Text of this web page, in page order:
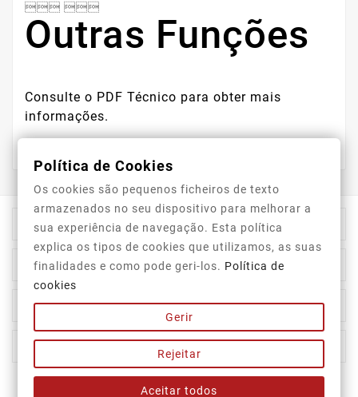
 
Outras Funções
Consulte o PDF Técnico para obter mais
informações.
Informação Da Loja
Top Categorias
A Nossa Empresa 
A Sua Conta 
Política de Cookies
Os cookies são pequenos ficheiros de texto
armazenados no seu dispositivo para melhorar a
sua experiência de navegação. Esta política
explica os tipos de cookies que utilizamos, as suas
finalidades e como pode geri-los. Política de
cookies
Gerir
Rejeitar
Aceitar todos